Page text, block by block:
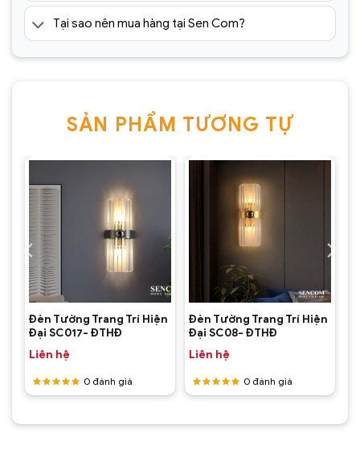
Đèn Tường Trang Trí Hiện Đại
SC075- ĐTHĐ(1)
ĐTHĐ(2)
Tại sao nên mua hàng tại Sen Com?
SẢN PHẨM TƯƠNG TỰ
Đèn Tường Trang Trí Hiện
Đại SC017- ĐTHĐ
Liên hệ
Được
55 sao
0 đánh giá
Đèn Tường Trang Trí Hiện
Đại SC08- ĐTHĐ
Liên hệ
Được
55 sao
0 đánh giá